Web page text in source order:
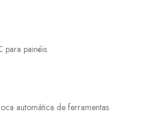
para painéis
automática de ferramentas